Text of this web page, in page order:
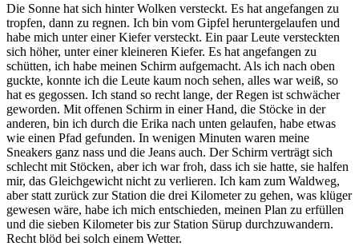
Die Sonne hat sich hinter Wolken versteckt. Es hat angefangen zu
tropfen, dann zu regnen. Ich bin vom Gipfel heruntergelaufen und
habe mich unter einer Kiefer versteckt. Ein paar Leute versteckten
sich höher, unter einer kleineren Kiefer. Es hat angefangen zu
schütten, ich habe meinen Schirm aufgemacht. Als ich nach oben
guckte, konnte ich die Leute kaum noch sehen, alles war weiß, so
hat es gegossen. Ich stand so recht lange, der Regen ist schwächer
geworden. Mit offenen Schirm in einer Hand, die Stöcke in der
anderen, bin ich durch die Erika nach unten gelaufen, habe etwas
wie einen Pfad gefunden. In wenigen Minuten waren meine
Sneakers ganz nass und die Jeans auch. Der Schirm verträgt sich
schlecht mit Stöcken, aber ich war froh, dass ich sie hatte, sie halfen
mir, das Gleichgewicht nicht zu verlieren. Ich kam zum Waldweg,
aber statt zurück zur Station die drei Kilometer zu gehen, was klüger
gewesen wäre, habe ich mich entschieden, meinen Plan zu erfüllen
und die sieben Kilometer bis zur Station Sürup durchzuwandern.
Recht blöd bei solch einem Wetter.